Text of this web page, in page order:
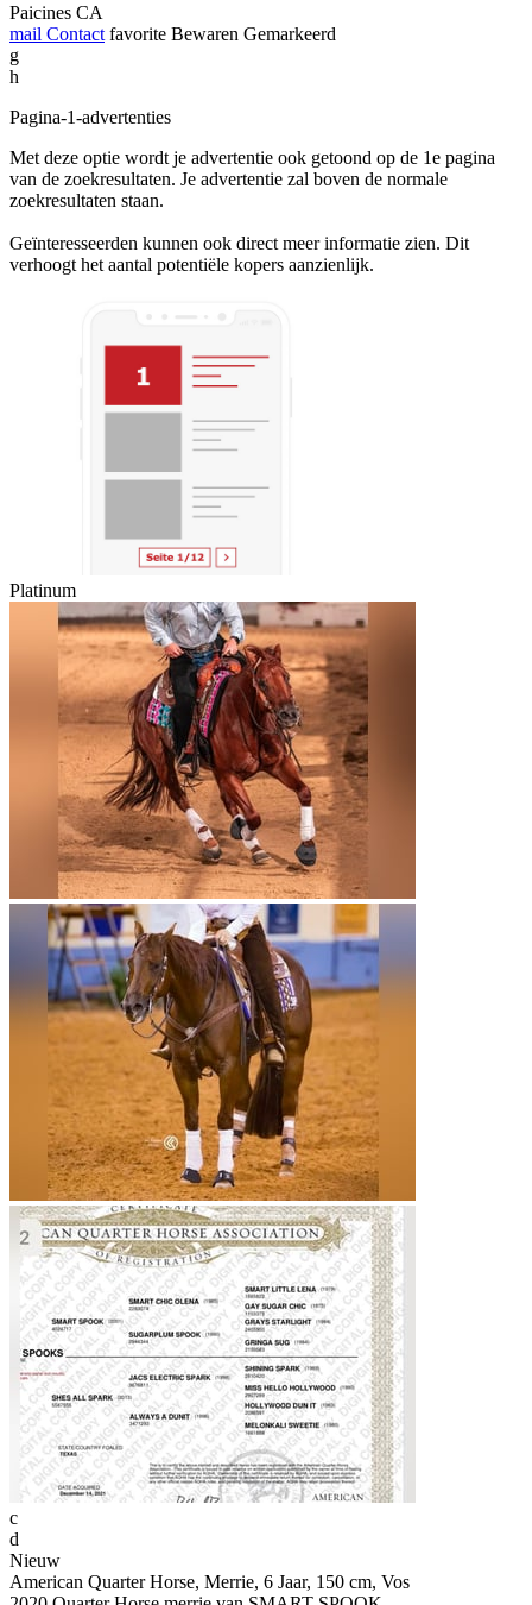
Paicines CA
mail Contact favorite Bewaren Gemarkeerd
g
h
Pagina-1-advertenties
Met deze optie wordt je advertentie ook getoond op de 1e pagina
van de zoekresultaten. Je advertentie zal boven de normale
zoekresultaten staan.
Geïnteresseerden kunnen ook direct meer informatie zien. Dit
verhoogt het aantal potentiële kopers aanzienlijk.
Platinum
c
d
Nieuw
American Quarter Horse, Merrie, 6 Jaar, 150 cm, Vos